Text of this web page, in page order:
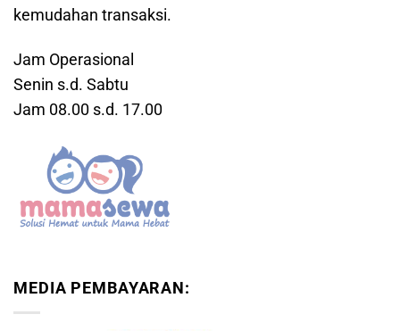
kemudahan transaksi.
Jam Operasional
Senin s.d. Sabtu
Jam 08.00 s.d. 17.00
MEDIA PEMBAYARAN: